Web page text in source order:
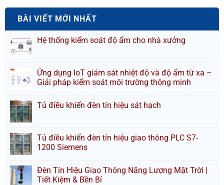
BÀI VIẾT MỚI NHẤT
Hệ thống kiểm soát độ ẩm cho nhà xưởng
Ứng dụng IoT giám sát nhiệt độ và độ ẩm từ xa –
Giải pháp kiểm soát môi trường thông minh
Tủ điều khiển đèn tín hiệu sát hạch
Tủ điều khiển đèn tín hiệu giao thông PLC S7-
1200 Siemens
Đèn Tín Hiệu Giao Thông Năng Lượng Mặt Trời |
Tiết Kiệm & Bền Bỉ